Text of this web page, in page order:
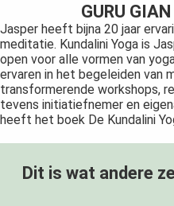
GURU
Jasper heeft bijna 20 jaar
meditatie. Kundalini Yoga is
open voor alle vormen van
ervaren in het begeleiden van
transformerende workshops,
tevens initiatiefnemer en
heeft het boek De Kundalini
Dit is wat andere